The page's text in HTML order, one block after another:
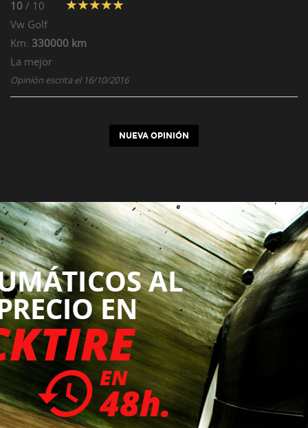
10 / 10
Vw Golf
Km: 330000 km
La mejor
Opinión escrita el 16/10/2016
NUEVA OPINIÓN